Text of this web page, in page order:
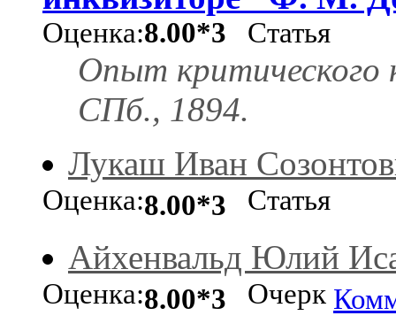
Оценка:8.00*3 Статья
Опыт критического
СПб., 1894.
Лукаш Иван
Оценка:8.00*3
Статья
Айхенвальд Юлий
Оценка:8.00*3 Очерк